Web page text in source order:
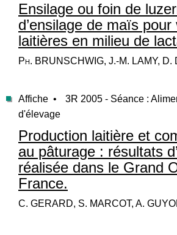
Ensilage ou foin de
d’ensilage de maïs pour
laitières en milieu de
Ph. BRUNSCHWIG, J.-M. LAMY, D.
Affiche •
3R 2005 - Séance :
d'élevage
Production laitière et
au pâturage : résultats
réalisée dans le Grand
France.
C. GERARD, S. MARCOT, A.